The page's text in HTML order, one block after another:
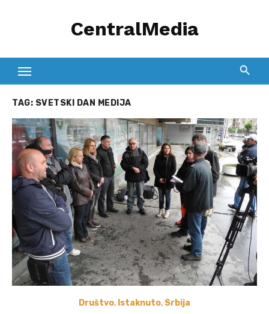
CentralMedia
TAG: SVETSKI DAN MEDIJA
Društvo, Istaknuto, Srbija